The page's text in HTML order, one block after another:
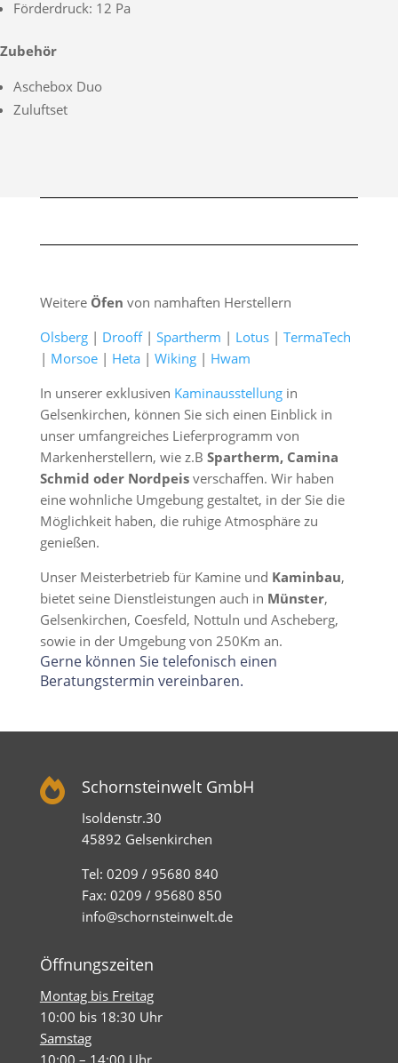
Förderdruck: 12 Pa
Zubehör
Aschebox Duo
Zuluftset
Weitere Öfen von namhaften Herstellern
Olsberg| Drooff| Spartherm | Lotus| TermaTech
| Morsoe| Heta| Wiking| Hwam
In unserer exklusiven Kaminausstellungin
Gelsenkirchen, können Sie sich einen Einblick in
unser umfangreiches Lieferprogramm von
Markenherstellern, wie z.B Spartherm, Camina
Schmid oder Nordpeisverschaffen. Wir haben
eine wohnliche Umgebung gestaltet, in der Sie die
Möglichkeit haben, die ruhige Atmosphäre zu
genießen.
Unser Meisterbetrieb für Kamine und Kaminbau,
bietet seine Dienstleistungen auch in Münster,
Gelsenkirchen, Coesfeld, Nottuln und Ascheberg,
sowie in der Umgebung von 250Km an.
Gerne können Sie telefonisch einen
Beratungstermin vereinbaren.
 Schornsteinwelt GmbH
Isoldenstr.30
45892 Gelsenkirchen
Tel: 0209 / 95680 840
Fax: 0209 / 95680 850
info@schornsteinwelt.de
Öffnungszeiten
Montag bis Freitag
10:00 bis 18:30 Uhr
Samstag